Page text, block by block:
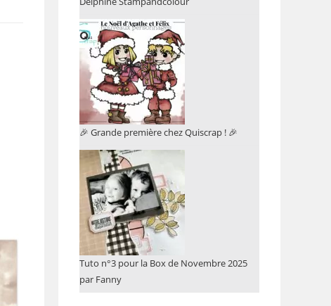
🎉 Grande première chez Quiscrap ! 🎉
Tuto n°3 pour la Box de Novembre 2025
par Fanny